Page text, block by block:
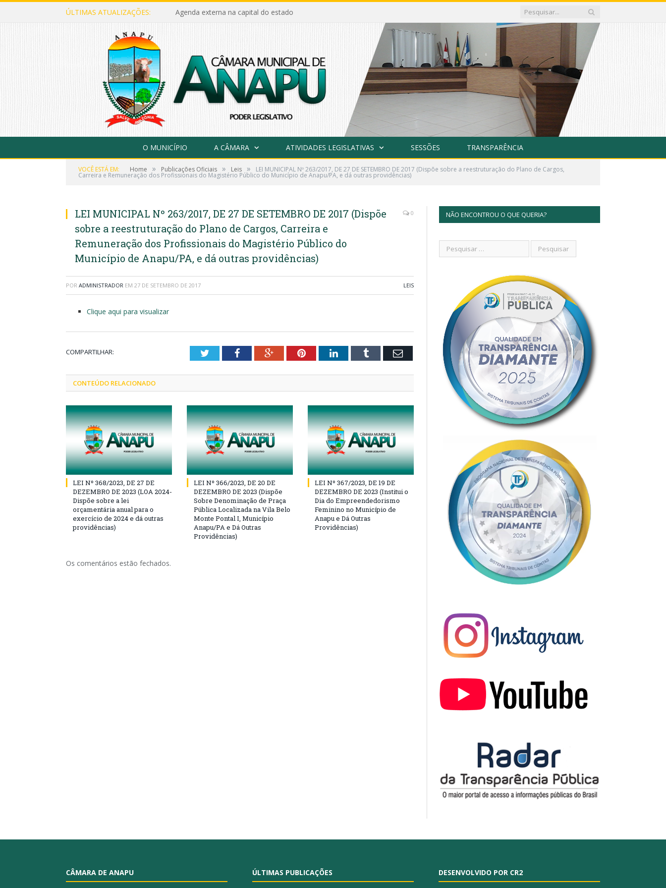
ÚLTIMAS ATUALIZAÇÕES: Agenda externa na capital do estado
O MUNICÍPIO A CÂMARA ATIVIDADES LEGISLATIVAS SESSÕES TRANSPARÊNCIA
VOCÊ ESTÁ EM: Home » Publicações Oficiais » Leis » LEI MUNICIPAL Nº 263/2017, DE 27 DE SETEMBRO DE 2017 (Dispõe sobre a reestruturação do Plano de Cargos,
Carreira e Remuneração dos Profissionais do Magistério Público do Município de Anapu/PA, e dá outras providências)
LEI MUNICIPAL Nº 263/2017, DE 27 DE SETEMBRO DE 2017 (Dispõe
sobre a reestruturação do Plano de Cargos, Carreira e
Remuneração dos Profissionais do Magistério Público do
Município de Anapu/PA, e dá outras providências)
0
POR ADMINISTRADOR EM 27 DE SETEMBRO DE 2017 LEIS
Clique aqui para visualizar
COMPARTILHAR: TwitterFacebookGoogle+PinterestLinkedInTumblr Email
CONTEÚDO RELACIONADO
LEI Nº 368/2023, DE 27 DE
DEZEMBRO DE 2023 (LOA 2024-
Dispõe sobre a lei
orçamentária anual para o
exercício de 2024 e dá outras
providências)
LEI Nº 366/2023, DE 20 DE
DEZEMBRO DE 2023 (Dispõe
Sobre Denominação de Praça
Pública Localizada na Vila Belo
Monte Pontal I, Município
Anapu/PA e Dá Outras
Providências)
LEI Nº 367/2023, DE 19 DE
DEZEMBRO DE 2023 (Institui o
Dia do Empreendedorismo
Feminino no Município de
Anapu e Dá Outras
Providências)
Os comentários estão fechados.
NÃO ENCONTROU O QUE QUERIA?
CÂMARA DE ANAPU ÚLTIMAS PUBLICAÇÕES DESENVOLVIDO POR CR2